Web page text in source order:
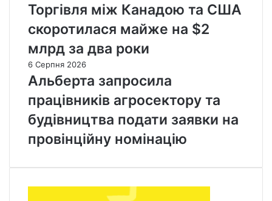
Торгівля між Канадою та США
скоротилася майже на $2
млрд за два роки
6 Серпня 2026
Альберта запросила
працівників агросектору та
будівництва подати заявки на
провінційну номінацію